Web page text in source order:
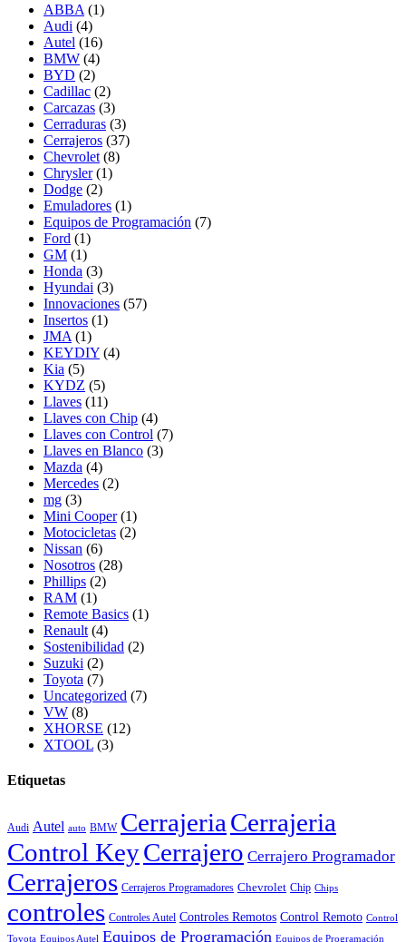
ABBA (1)
Audi (4)
Autel (16)
BMW (4)
BYD (2)
Cadillac (2)
Carcazas (3)
Cerraduras (3)
Cerrajeros (37)
Chevrolet (8)
Chrysler (1)
Dodge (2)
Emuladores (1)
Equipos de Programación (7)
Ford (1)
GM (1)
Honda (3)
Hyundai (3)
Innovaciones (57)
Insertos (1)
JMA (1)
KEYDIY (4)
Kia (5)
KYDZ (5)
Llaves (11)
Llaves con Chip (4)
Llaves con Control (7)
Llaves en Blanco (3)
Mazda (4)
Mercedes (2)
mg (3)
Mini Cooper (1)
Motocicletas (2)
Nissan (6)
Nosotros (28)
Phillips (2)
RAM (1)
Remote Basics (1)
Renault (4)
Sostenibilidad (2)
Suzuki (2)
Toyota (7)
Uncategorized (7)
VW (8)
XHORSE (12)
XTOOL (3)
Etiquetas
Audi Autel auto BMW Cerrajeria Cerrajeria
Control KeyCerrajero Cerrajero Programador
Cerrajeros Cerrajeros Programadores Chevrolet Chip Chips
controles Controles Autel Controles Remotos Control Remoto Control
Toyota Equipos Autel Equipos de Programación Equipos de Programación